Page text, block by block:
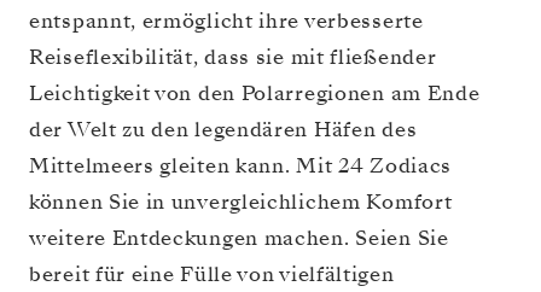
entspannt, ermöglicht ihre verbesserte
Reiseflexibilität, dass sie mit fließender
Leichtigkeit von den Polarregionen am Ende
der Welt zu den legendären Häfen des
Mittelmeers gleiten kann. Mit 24 Zodiacs
können Sie in unvergleichlichem Komfort
weitere Entdeckungen machen. Seien Sie
bereit für eine Fülle von vielfältigen